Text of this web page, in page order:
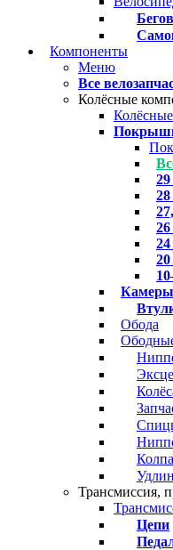
Компоненты
Меню
Все
Колёсные
Камеры
Обода
Трансмиссия,
Цепи